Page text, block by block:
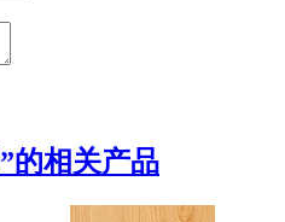
”的相关产品